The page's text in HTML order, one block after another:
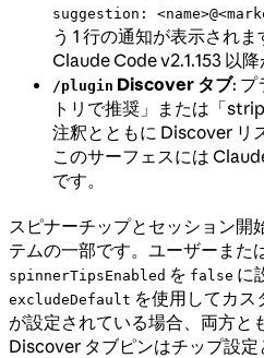
suggestion:
う 1 行の通知が表示され
Claude Code v2.1.153 以降
/plugin Discover タブ: プ
トリで推奨」または「
注釈とともに Discover リ
このサーフェスには
です。
スピナーチップとセッション開
テムの一部です。ユーザーまた
spinnerTipsEnabled を false に
excludeDefault を使用してカス
が設定されている場合、両方と
Discover タブピンはチップ設定